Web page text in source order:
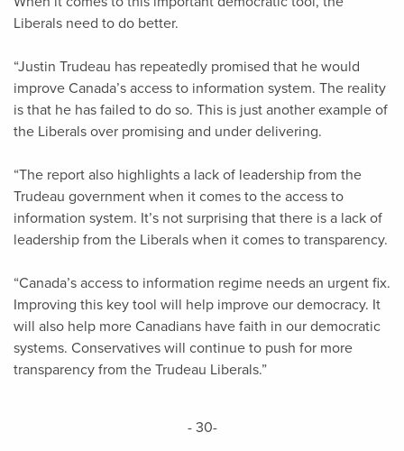
Liberals need to do better.
“Justin Trudeau has repeatedly promised that he would
improve Canada’s access to information system. The reality
is that he has failed to do so. This is just another example of
the Liberals over promising and under delivering.
“The report also highlights a lack of leadership from the
Trudeau government when it comes to the access to
information system. It’s not surprising that there is a lack of
leadership from the Liberals when it comes to transparency.
“Canada’s access to information regime needs an urgent fix.
Improving this key tool will help improve our democracy. It
will also help more Canadians have faith in our democratic
systems. Conservatives will continue to push for more
transparency from the Trudeau Liberals.”
- 30-